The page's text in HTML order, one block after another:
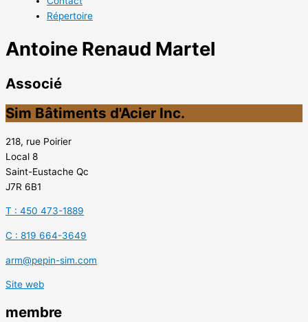
Répertoire
Antoine Renaud Martel
Associé
Sim Bâtiments d'Acier Inc.
218, rue Poirier
Local 8
Saint-Eustache Qc
J7R 6B1
T : 450 473-1889
C : 819 664-3649
arm@pepin-sim.com
Site web
membre